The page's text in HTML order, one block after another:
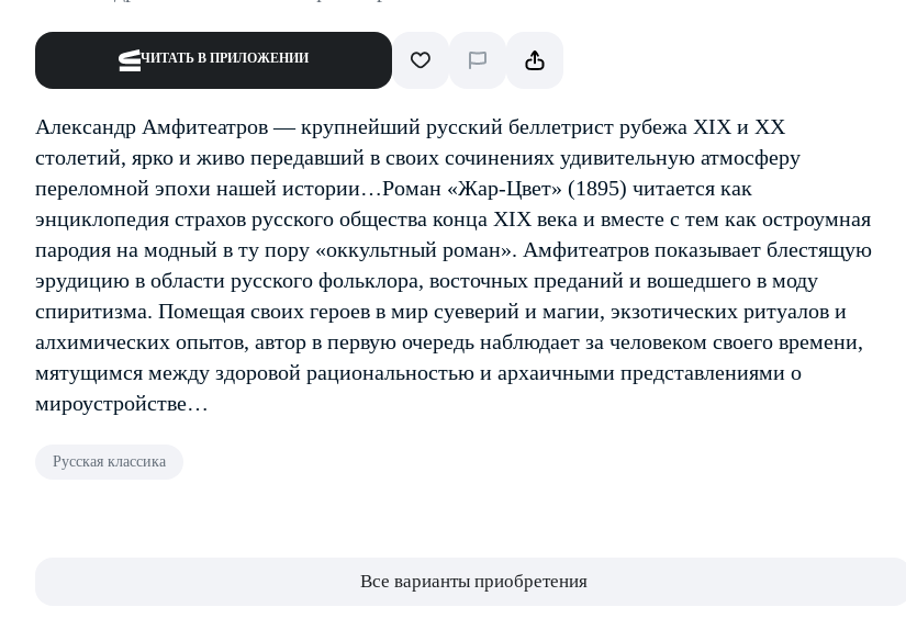
ЧИТАТЬ В ПРИЛОЖЕНИИ
Александр Амфитеатров — крупнейший русский беллетрист рубежа XIX и XX
столетий, ярко и живо передавший в своих сочинениях удивительную атмосферу
переломной эпохи нашей истории…Роман «Жар-Цвет» (1895) читается как
энциклопедия страхов русского общества конца XIX века и вместе с тем как остроумная
пародия на модный в ту пору «оккультный роман». Амфитеатров показывает блестящую
эрудицию в области русского фольклора, восточных преданий и вошедшего в моду
спиритизма. Помещая своих героев в мир суеверий и магии, экзотических ритуалов и
алхимических опытов, автор в первую очередь наблюдает за человеком своего времени,
мятущимся между здоровой рациональностью и архаичными представлениями о
мироустройстве…
Русская классика
Все варианты приобретения